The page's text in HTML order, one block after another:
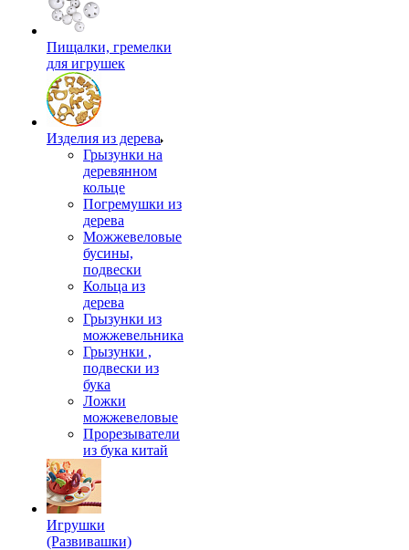
Пищалки, гремелки
для игрушек
Изделия из дерева
Грызунки на
деревянном
кольце
Погремушки из
дерева
Можжевеловые
бусины,
подвески
Кольца из
дерева
Грызунки из
можжевельника
Грызунки ,
подвески из
бука
Ложки
можжевеловые
Прорезыватели
из бука китай
Игрушки
(Развивашки)